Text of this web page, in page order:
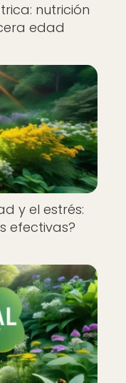
nutrición
edad
y el estrés:
efectivas?